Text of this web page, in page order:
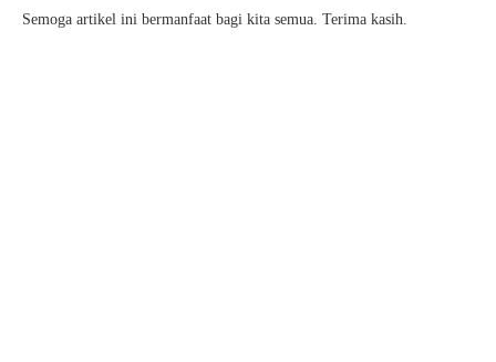
Semoga artikel ini bermanfaat bagi kita semua. Terima kasih.